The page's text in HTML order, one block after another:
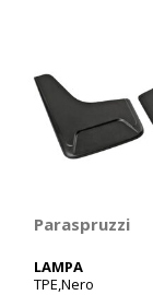
Paraspruzzi
LAMPA
TPE,Nero